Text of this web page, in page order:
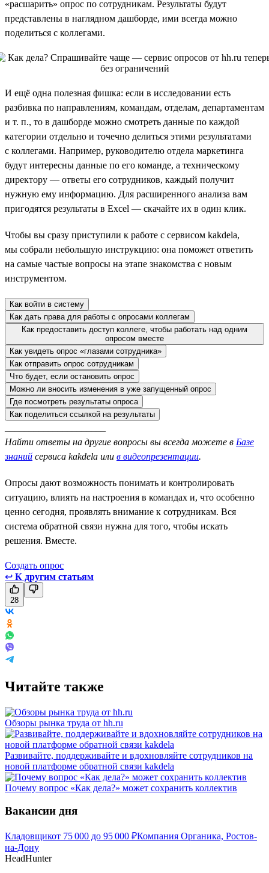
«расшарить» опрос по сотрудникам. Результаты будут
представлены в наглядном дашборде, ими всегда можно
поделиться с коллегами.
И ещё одна полезная фишка: если в исследовании есть
разбивка по направлениям, командам, отделам, департаментам
и т. п., то в дашборде можно смотреть данные по каждой
категории отдельно и точечно делиться этими результатами
с коллегами. Например, руководителю отдела маркетинга
будут интересны данные по его команде, а техническому
директору — ответы его сотрудников, каждый получит
нужную ему информацию. Для расширенного анализа вам
пригодятся результаты в Excel — скачайте их в один клик.
Чтобы вы сразу приступили к работе с сервисом kakdela,
мы собрали небольшую инструкцию: она поможет ответить
на самые частые вопросы на этапе знакомства с новым
инструментом.
Как войти в систему
Как дать права для работы с опросами коллегам
Как предоставить доступ коллеге, чтобы работать над одним
опросом вместе
Как увидеть опрос «глазами сотрудника»
Как отправить опрос сотрудникам
Что будет, если остановить опрос
Можно ли вносить изменения в уже запущенный опрос
Где посмотреть результаты опроса
Как поделиться ссылкой на результаты
Найти ответы на другие вопросы вы всегда можете в Базе
знаний сервиса kakdela или в видеопрезентации.
Опросы дают возможность понимать и контролировать
ситуацию, влиять на настроения в командах и, что особенно
ценно сегодня, проявлять внимание к сотрудникам. Вся
система обратной связи нужна для того, чтобы искать
решения. Вместе.
Создать опрос
↩ К другим статьям
28
Читайте также
Обзоры рынка труда от hh.ru
Развивайте, поддерживайте и вдохновляйте сотрудников на
новой платформе обратной связи kakdela
Почему вопрос «Как дела?» может сохранить коллектив
Вакансии дня
Кладовщикот 75 000 до 95 000 ₽Компания Органика, Ростов-
на-Дону
HeadHunter